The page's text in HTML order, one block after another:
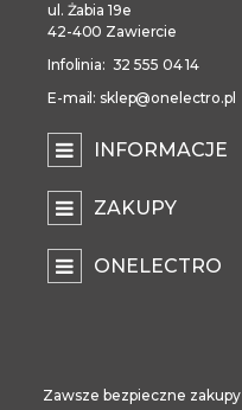
ul. Żabia 19e
42-400 Zawiercie
Infolinia: 32 555 04 14
E-mail: sklep@onelectro.pl
INFORMACJE
ZAKUPY
ONELECTRO
Zawsze bezpieczne zakupy